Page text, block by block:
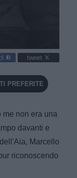
tweet
PREFERITE
non era una
davanti e
Marcello
riconoscendo